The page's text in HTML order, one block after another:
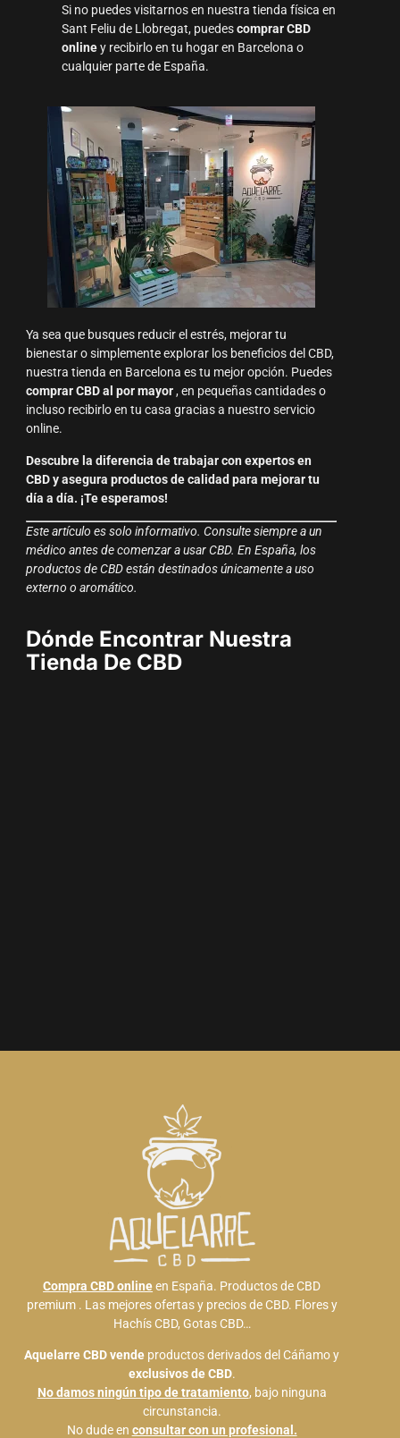
Si no puedes visitarnos en nuestra tienda física en
Sant Feliu de Llobregat, puedescomprar CBD
onliney recibirlo en tu hogar en Barcelona o
cualquier parte de España.
Ya sea que busques reducir el estrés, mejorar tu
bienestar o simplemente explorar los beneficios del CBD,
nuestra tienda en Barcelona es tu mejor opción. Puedes
comprar CBD al por mayor, en pequeñas cantidades o
incluso recibirlo en tu casa gracias a nuestro servicio
online.
Descubre la diferencia de trabajar con expertos en
CBD y asegura productos de calidad para mejorar tu
día a día. ¡Te esperamos!
Este artículo es solo informativo. Consulte siempre a un
médico antes de comenzar a usar CBD. En España, los
productos de CBD están destinados únicamente a uso
externo o aromático.
Dónde Encontrar Nuestra
Tienda De CBD
Compra CBD onlineen España. Productos de CBD
premium . Las mejores ofertas y precios de CBD. Flores y
Hachís CBD, Gotas CBD…
Aquelarre CBDvende productos derivados del Cáñamo y
exclusivos de CBD.
No damos ningún tipo de tratamiento, bajo ninguna
circunstancia.
No dude en consultar con un profesional.